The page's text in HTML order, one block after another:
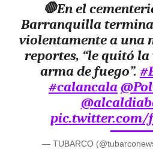
🛑En el
Barranquilla
violentamente a una
reportes, “le quitó
arma de fuego”.
#calancala
pic.twitter.com/
— TUBARCO